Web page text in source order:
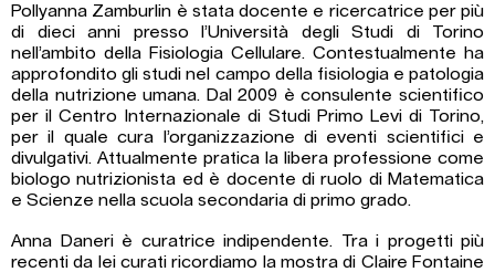
Pollyanna Zamburlin è stata docente e ricercatrice per più
di dieci anni presso l’Università degli Studi di Torino
nell’ambito della Fisiologia Cellulare. Contestualmente ha
approfondito gli studi nel campo della fisiologia e patologia
della nutrizione umana. Dal 2009 è consulente scientifico
per il Centro Internazionale di Studi Primo Levi di Torino,
per il quale cura l’organizzazione di eventi scientifici e
divulgativi. Attualmente pratica la libera professione come
biologo nutrizionista ed è docente di ruolo di Matematica
e Scienze nella scuola secondaria di primo grado.
Anna Daneri è curatrice indipendente. Tra i progetti più
recenti da lei curati ricordiamo la mostra di Claire Fontaine